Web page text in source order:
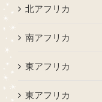
北アフリカ
南アフリカ
東アフリカ
東アフリカ